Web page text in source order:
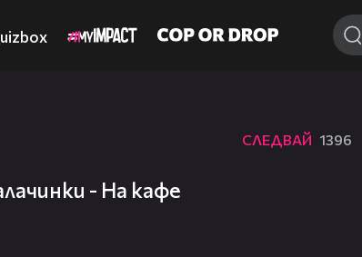
СЛЕДВАЙ 1396
- На кафе